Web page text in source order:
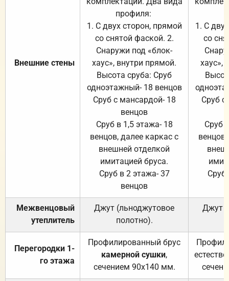
Внешние стены
профиля:
1. С двух сторон, прямой
со снятой фаской. 2.
Снаружи под «блок-
хаус», внутри прямой.
Высота сруба: Сруб
одноэтажный- 18 венцов
Сруб с мансардой- 18
венцов
Сруб в 1,5 этажа- 18
венцов, далее каркас с
внешней отделкой
имитацией бруса.
Сруб в 2 этажа- 37
венцов
1. С
со
хаус»,
Сруб с
Сруб
Сруб
Межвенцовый
утеплитель
Джут (льноджутовое
полотно).
Джут
Перегородки 1-
го этажа
Профилированный брус
камерной сушки,
сечением 90х140 мм.